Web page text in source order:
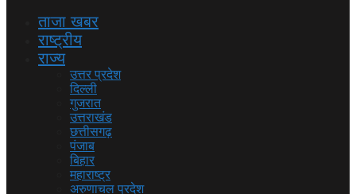
ताजा खबर
राष्ट्रीय
राज्य
उत्तर प्रदेश
दिल्ली
गुजरात
उत्तराखंड
छत्तीसगढ़
पंजाब
बिहार
महाराष्ट्र
अरुणाचल प्रदेश